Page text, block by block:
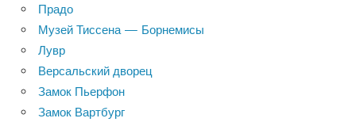
Прадо
Музей Тиссена — Борнемисы
Лувр
Версальский дворец
Замок Пьерфон
Замок Вартбург